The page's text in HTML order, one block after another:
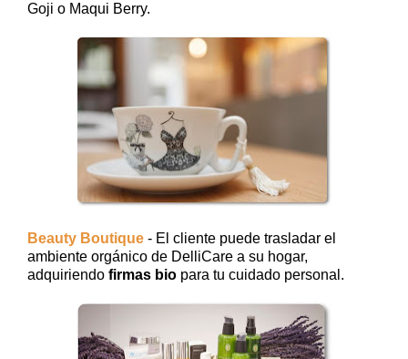
Goji o Maqui Berry.
Beauty Boutique - El cliente puede trasladar el
ambiente orgánico de DelliCare a su hogar,
adquiriendo firmas bio para tu cuidado personal.